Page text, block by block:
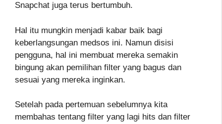
Snapchat juga terus bertumbuh.
Hal itu mungkin menjadi kabar baik bagi
keberlangsungan medsos ini. Namun disisi
pengguna, hal ini membuat mereka semakin
bingung akan pemilihan filter yang bagus dan
sesuai yang mereka inginkan.
Setelah pada pertemuan sebelumnya kita
membahas tentang filter yang lagi hits dan filter